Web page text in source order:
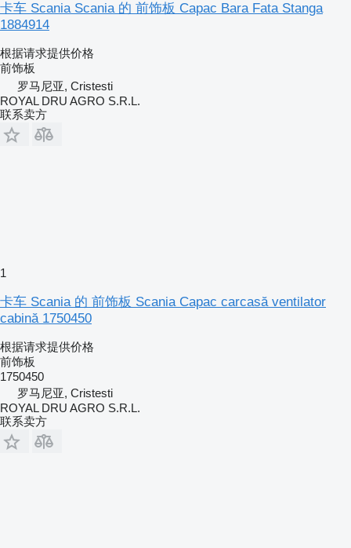
卡车 Scania Scania 的 前饰板 Capac Bara Fata Stanga
1884914
根据请求提供价格
前饰板
罗马尼亚, Cristesti
ROYAL DRU AGRO S.R.L.
联系卖方
1
卡车 Scania 的 前饰板 Scania Capac carcasă ventilator
cabină 1750450
根据请求提供价格
前饰板
1750450
罗马尼亚, Cristesti
ROYAL DRU AGRO S.R.L.
联系卖方